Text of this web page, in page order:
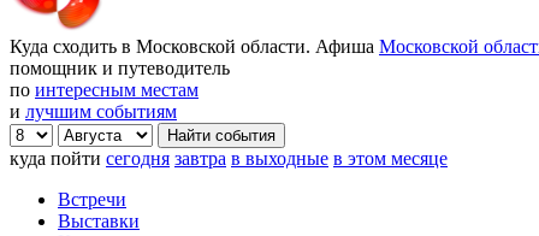
Куда сходить в Московской области. Афиша Московской
помощник и путеводитель
по интересным местам
и лучшим событиям
куда пойти сегодня завтра в выходные в этом месяце
Встречи
Выставки